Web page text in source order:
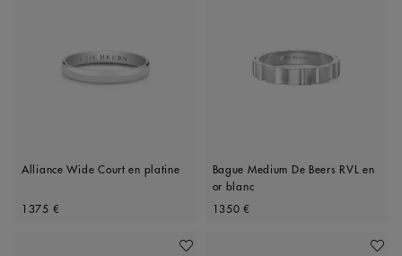
Alliance Wide Court en platine
Original price
1375 €
Bague Medium De Beers RVL en
or blanc
Original price
1350 €
Ajouter À Ma Wishlist